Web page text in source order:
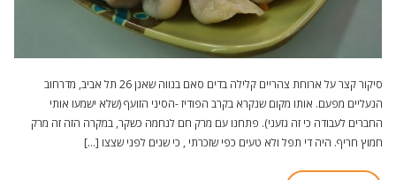
סיקור קצר על ארוחת צהריים קלילה בדים סאם בנווה שאנן 26 תל אביב, מדרחוב
הנעליים מפעם. אותו מקום שנקרא בקרב הפודיז -הסיני הזועף (שלא ישמעו אותי
החברים לעבודה כי זה גזעני). פתחנו עם מרק חם לנחמה כשקר, במקרה הזה זה מרק
חמוץ חריף. היה די תפל ולא טעים כפי שזכרתי , כי שנים לפני שצצו […]